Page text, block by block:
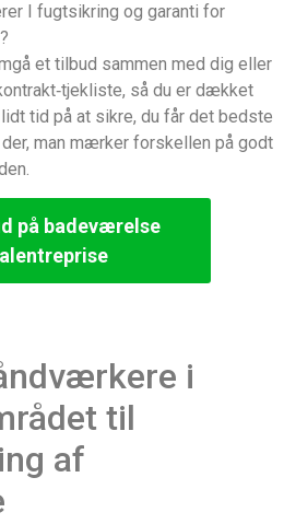
I fugtsikring og garanti for
et tilbud sammen med dig eller
så du er dækket
tid på at sikre, du får det bedste
man mærker forskellen på godt
på badeværelse
i
til
af